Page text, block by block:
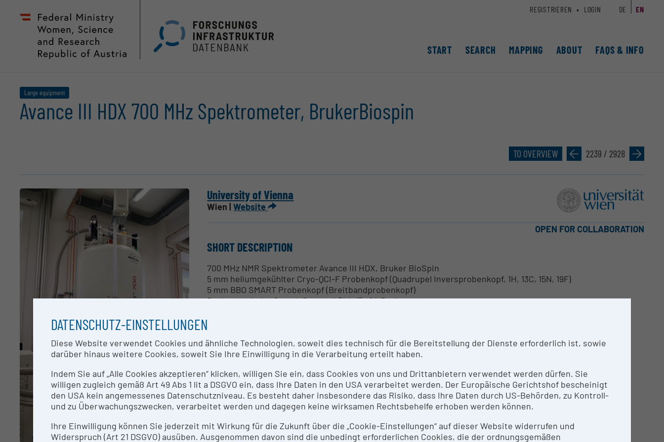
Zum
Seiteninhalt
Accesskey
Hauptnavigation
Accesskey
START SEARCH MAPPING ABOUT FAQS & INFO
REGISTRIEREN LOGIN DE EN
Large equipment
Avance III HDX 700 MHz Spektrometer, BrukerBiospin
TO OVERVIEW » 2239 / 2928 »
University of Vienna
Wien |Website
OPEN FOR COLLABORATION
SHORT DESCRIPTION
700 MHz NMR Spektrometer Avance III HDX, Bruker BioSpin
5 mm heliumgekühlter Cryo-QCI-F Probenkopf (Quadrupel Inversprobenkopf, 1H, 13C, 15N, 19F)
5 mm BBO SMART Probenkopf (Breitbandprobenkopf)
Probenwechsler SampleCase gekühlt für 24 Proben
Hanspeter Kählig, Mathea Galanski
RESEARCH SERVICES
nach Rücksprache - Kontakt: Leiter/stellvertretenden Leiter des NMR Zentrums
Dr. Hanspeter Kählig,hanspeter.kaehlig@univie.ac.at
Dr. Mathea Sophia Galanski,mathea.galanski@univie.ac.at
DATENSCHUTZ-EINSTELLUNGEN
Diese Website verwendet Cookies und ähnliche Technologien, soweit dies technisch für die Bereitstellung der Dienste erforderlich ist, sowie
darüber hinaus weitere Cookies, soweit Sie Ihre Einwilligung in die Verarbeitung erteilt haben.
Indem Sie auf „Alle Cookies akzeptieren“ klicken, willigen Sie ein, dass Cookies von uns und Drittanbietern verwendet werden dürfen. Sie
willigen zugleich gemäß Art 49 Abs 1 lit a DSGVO ein, dass Ihre Daten in den USA verarbeitet werden. Der Europäische Gerichtshof bescheinigt
den USA kein angemessenes Datenschutzniveau. Es besteht daher insbesondere das Risiko, dass Ihre Daten durch US-Behörden, zu Kontroll-
und zu Überwachungszwecken, verarbeitet werden und dagegen keine wirksamen Rechtsbehelfe erhoben werden können.
Ihre Einwilligung können Sie jederzeit mit Wirkung für die Zukunft über die „Cookie-Einstellungen“ auf dieser Website widerrufen und
Widerspruch (Art 21 DSGVO) ausüben. Ausgenommen davon sind die unbedingt erforderlichen Cookies, die der ordnungsgemäßen